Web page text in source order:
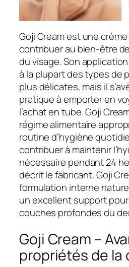
Goji Cream est une
contribuer au bien-être
du visage. Son
à la plupart des types de
plus délicates, mais il
pratique à emporter en
l’achat en tube. Goji
régime alimentaire
routine d’hygiène
contribuer à maintenir
nécessaire pendant 24
décrit le fabricant. Goji
formulation interne
un excellent support
couches profondes du
Goji Cream –
propriétés de la